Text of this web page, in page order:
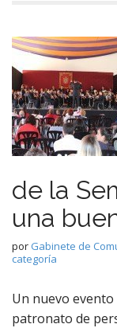
de la
una
por Gabinete de
categoría
Un nuevo
patronato de